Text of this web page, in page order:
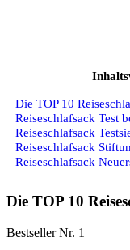
Die TOP 10
Reiseschlafsack Test
Reiseschlafsack
Reiseschlafsack
Reiseschlafsack
Die TOP 10
Bestseller Nr. 1